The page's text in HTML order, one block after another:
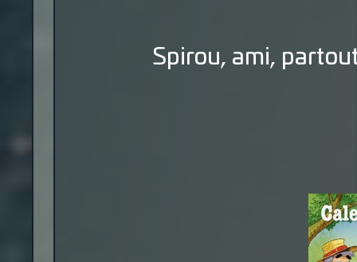
Spirou, ami, partout,